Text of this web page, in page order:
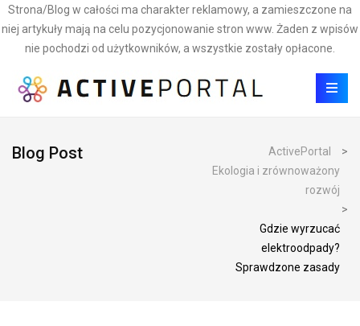
Strona/Blog w całości ma charakter reklamowy, a zamieszczone na
niej artykuły mają na celu pozycjonowanie stron www. Żaden z wpisów
nie pochodzi od użytkowników, a wszystkie zostały opłacone.
Blog Post ActivePortal
>
Ekologia i zrównoważony
rozwój
>
Gdzie wyrzucać
elektroodpady?
Sprawdzone zasady